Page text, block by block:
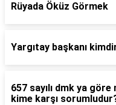
Rüyada Öküz Görmek
Yargıtay başkanı
657 sayılı dmk ya
kime karşı